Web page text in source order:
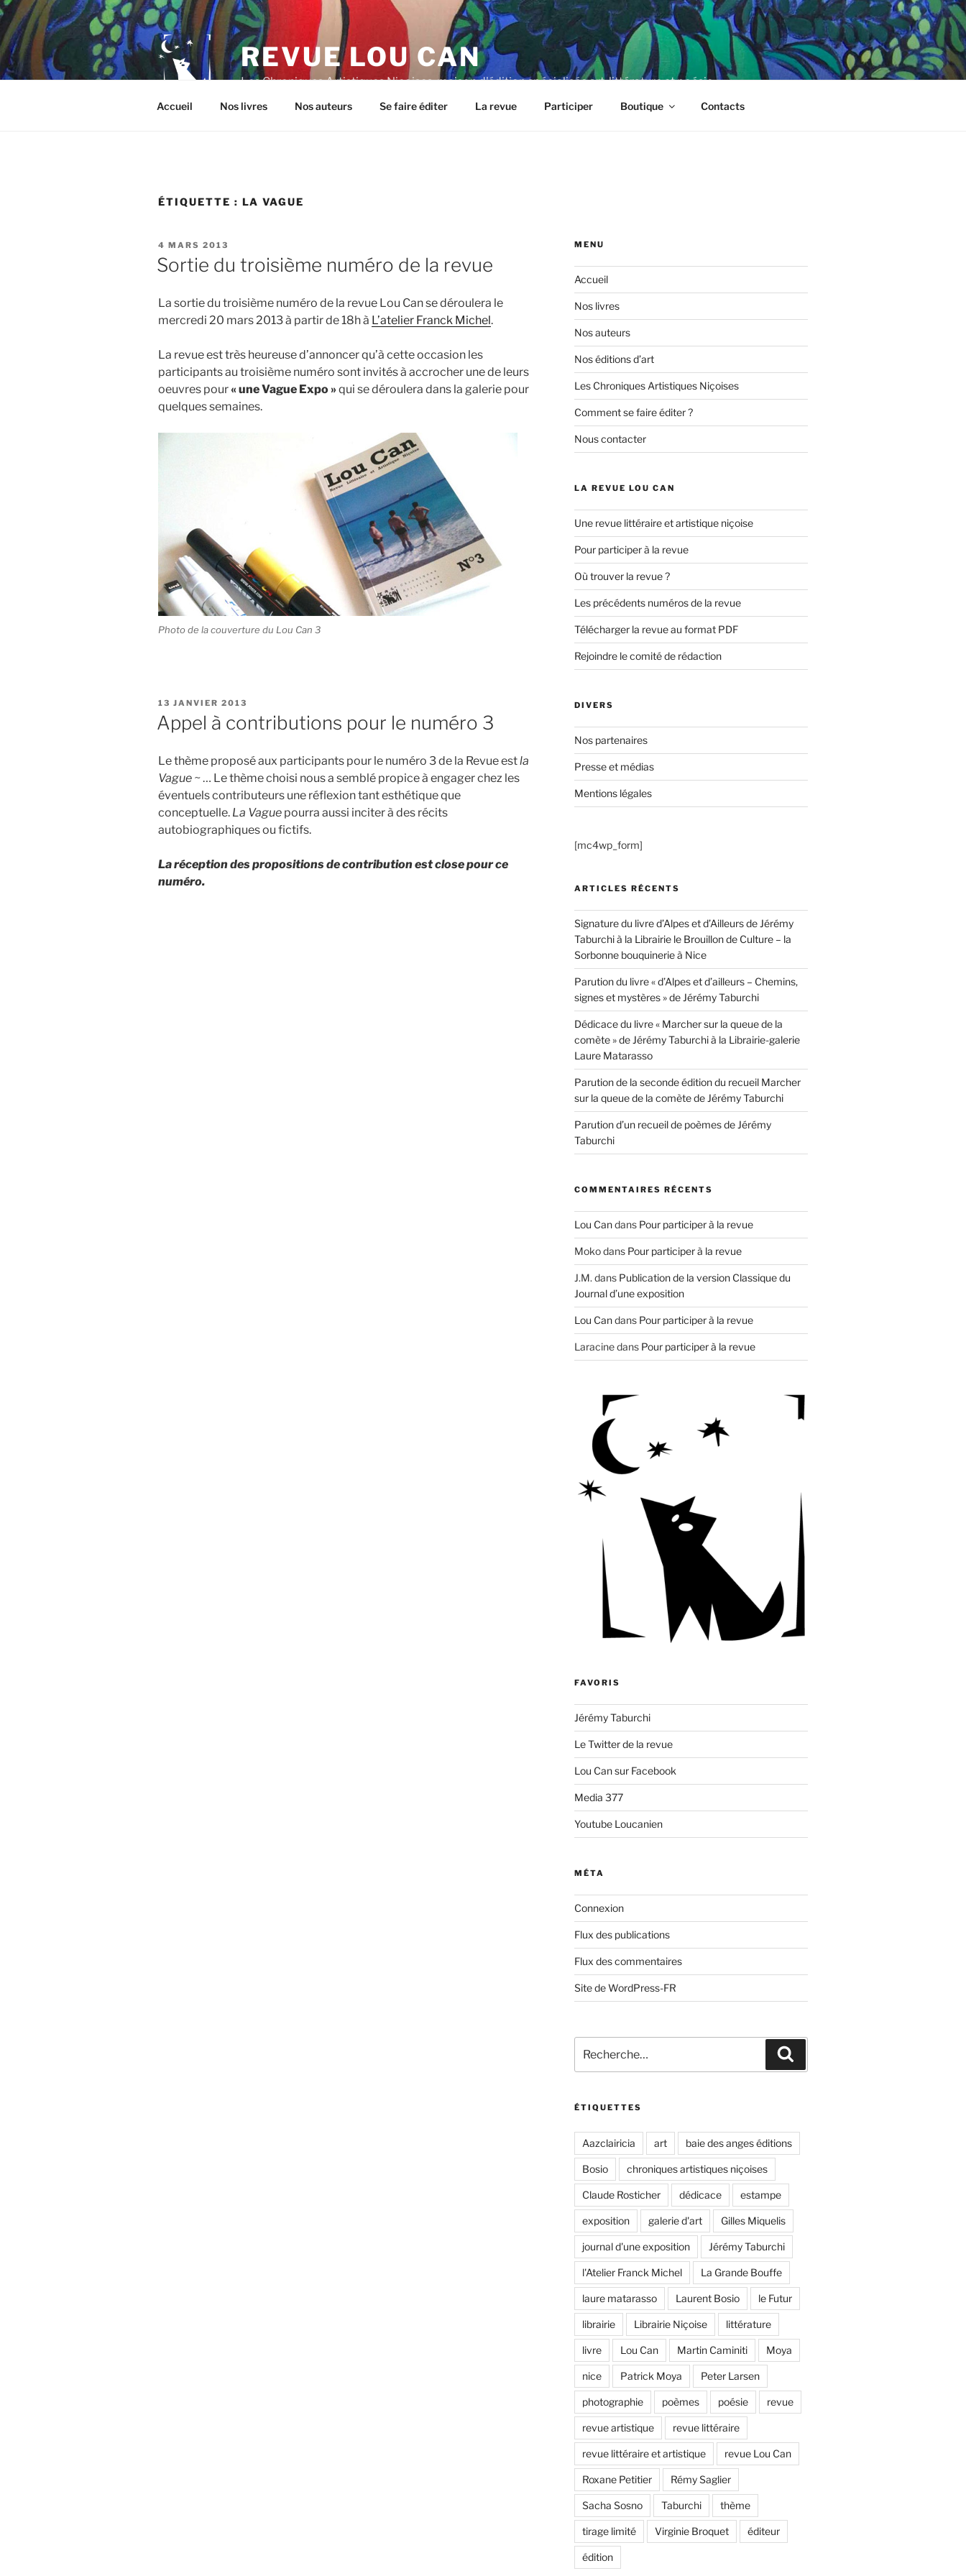
Aller
au
contenu
principal
REVUE LOU CAN
Les Chroniques Artistiques Niçoises, maison d'édition spécialisée art, littérature et poésie
Accueil Nos livres Nos auteurs Se faire éditer La revue Participer Boutique Contacts
ÉTIQUETTE : LA VAGUE
PUBLIÉ
LE
4 MARS 2013
Sortie du troisième numéro de la revue
La sortie du troisième numéro de la revue Lou Can se déroulera le
mercredi 20 mars 2013 à partir de 18h à L’atelier Franck Michel.
La revue est très heureuse d’annoncer qu’à cette occasion les
participants au troisième numéro sont invités à accrocher une de leurs
oeuvres pour « une Vague Expo » qui se déroulera dans la galerie pour
quelques semaines.
Photo de la couverture du Lou Can 3
PUBLIÉ
LE
13 JANVIER 2013
Appel à contributions pour le numéro 3
Le thème proposé aux participants pour le numéro 3 de la Revue estla
Vague ~… Le thème choisi nous a semblé propice à engager chez les
éventuels contributeurs une réflexion tant esthétique que
conceptuelle. La Vague pourra aussi inciter à des récits
autobiographiques ou fictifs.
La réception des propositions de contribution est close pour ce
numéro.
MENU
Accueil
Nos livres
Nos auteurs
Nos éditions d’art
Les Chroniques Artistiques Niçoises
Comment se faire éditer ?
Nous contacter
LA REVUE LOU CAN
Une revue littéraire et artistique niçoise
Pour participer à la revue
Où trouver la revue ?
Les précédents numéros de la revue
Télécharger la revue au format PDF
Rejoindre le comité de rédaction
DIVERS
Nos partenaires
Presse et médias
Mentions légales
[mc4wp_form]
ARTICLES RÉCENTS
Signature du livre d’Alpes et d’Ailleurs de Jérémy
Taburchi à la Librairie le Brouillon de Culture – la
Sorbonne bouquinerie à Nice
Parution du livre « d’Alpes et d’ailleurs – Chemins,
signes et mystères » de Jérémy Taburchi
Dédicace du livre « Marcher sur la queue de la
comète » de Jérémy Taburchi à la Librairie-galerie
Laure Matarasso
Parution de la seconde édition du recueil Marcher
sur la queue de la comète de Jérémy Taburchi
Parution d’un recueil de poèmes de Jérémy
Taburchi
COMMENTAIRES RÉCENTS
Lou Candans Pour participer à la revue
Mokodans Pour participer à la revue
J.M. dans Publication de la version Classique du
Journal d’une exposition
Lou Candans Pour participer à la revue
Laracinedans Pour participer à la revue
FAVORIS
Jérémy Taburchi
Le Twitter de la revue
Lou Can sur Facebook
Media 377
Youtube Loucanien
MÉTA
Connexion
Flux des publications
Flux des commentaires
Site de WordPress-FR
pour
:
ÉTIQUETTES
Aazclairicia art baie des anges éditions
Bosio chroniques artistiques niçoises
Claude Rosticher dédicace estampe
exposition galerie d'art Gilles Miquelis
journal d'une exposition Jérémy Taburchi
l'Atelier Franck Michel La Grande Bouffe
laure matarasso Laurent Bosio le Futur
librairie Librairie Niçoise littérature
livre Lou Can Martin Caminiti Moya
nice Patrick Moya Peter Larsen
photographie poèmes poésie revue
revue artistique revue littéraire
revue littéraire et artistique revue Lou Can
Roxane Petitier Rémy Saglier
Sacha Sosno Taburchi thème
tirage limité Virginie Broquet éditeur
édition